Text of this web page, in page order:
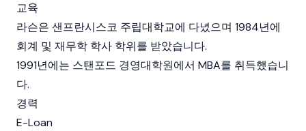
교육
라슨은 샌프란시스코 주립대학교에 다녔으며 1984년에
회계 및 재무학 학사 학위를 받았습니다.
1991년에는 스탠포드 경영대학원에서 MBA를 취득했습니
다.
경력
E-Loan